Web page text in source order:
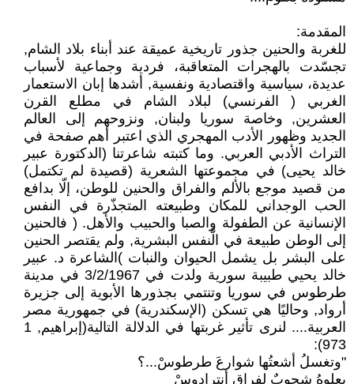
المقدمة:
للغربة والحنين جذور تاريخية عميقة عند أبناء بلاد الشام,
تجسّدت بالهجرات المتعاقبة، فردية وجماعية لأسباب
عديدة، سياسية واقتصادية ونفسية, أشدها إبان الاستعمار
الغربي ( الفرنسي) لبلاد الشام في مطلع القرن
العشرين, وخاصة سوريا ولبنان, ونزوحهم إلى العالم
الجديد وظهور الأدب المهجري الذي اعتبر أهم صفحة في
التراث الأدبي العربي. وما كتبته شاعرتنا (الدكتورة عبير
خالد يحيى) في مجموعتها الشعرية (قصيدة لم تكتمل)
من قصيد موجع بالألم والفراق والحنين للوطن، إلّا بدافع
الحب الوجداني للمكان وطبيعته المتجذّرة في النفس
الإنسانية عن الطفولة والصبا والحبيب والأهل. ( فالحنين
إلى الوطن طبيعة في الَّنفس البشرية, ولم يقتصر الحنين
على البشر بل يشمل الحيوان والنبات )الشاعرة د. عبير
خالد يحيي طبيبة سورية ولدت في 3/2/1967 في مدينة
طرطوس في سوريا وتنتمي بجذورها الأبوية إلى جزيرة
أرواد, وحاليًا هي تسكن (الإسكندرية) في جمهورية مصر
العربية.... لنرى تأثير غربتها في الدلالة التالية(إبراهيم, 1
973):
"وتغسلُ أشعتُها شوارعَ طرطوسْ...؟
يعلوهُ شحوبٌ لفراقِ أنترادوسْ